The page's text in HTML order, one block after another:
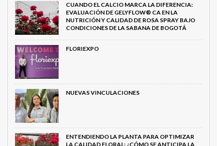
CUANDO EL CALCIO MARCA LA DIFERENCIA:
EVALUACIÓN DE GELYFLOW® CA EN LA
NUTRICIÓN Y CALIDAD DE ROSA SPRAY BAJO
CONDICIONES DE LA SABANA DE BOGOTÁ
FLORIEXPO
NUEVAS VINCULACIONES
ENTENDIENDO LA PLANTA PARA OPTIMIZAR
LA CALIDAD FLORAL: ¿CÓMO SE ANTICIPA LA
MetroChat